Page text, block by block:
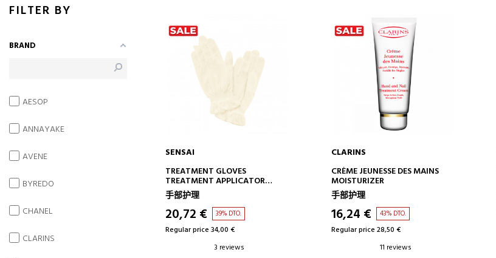
ADD TO CART
SENSAI
TREATMENT GLOVES
TREATMENT APPLICATOR
GLOVES
手部护理
20,72 € 39% DTO.
Regular price 34,00 €
3 reviews
ADD TO CART
CLARINS
CRÈME JEUNESSE DES MAINS
MOISTURIZER
手部护理
16,24 € 43% DTO.
Regular price 28,50 €
11 reviews
FILTER BY
BRAND
AESOP
ANNAYAKE
AVENE
BYREDO
CHANEL
CLARINS